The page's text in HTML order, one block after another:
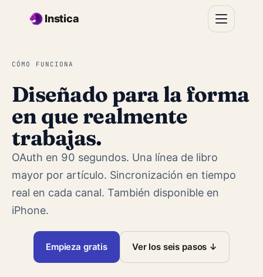
Instica
CÓMO FUNCIONA
Diseñado para la forma
en que realmente
trabajas.
OAuth en 90 segundos. Una línea de libro
mayor por artículo. Sincronización en tiempo
real en cada canal. También disponible en
iPhone.
Empieza gratis Ver los seis pasos ↓